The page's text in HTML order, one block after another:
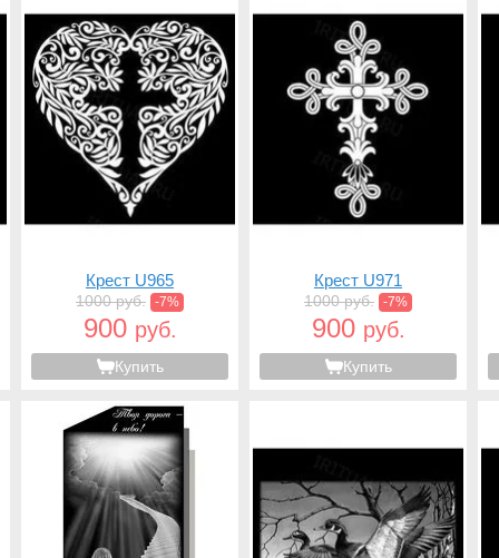
Крест U965
1000 руб. -7%
900 руб.
Купить
Крест U971
1000 руб. -7%
900 руб.
Купить